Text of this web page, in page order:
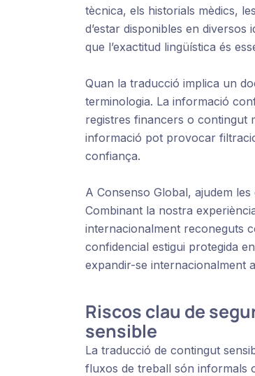
tècnica, els historials mèdics,
d’estar disponibles en
que l’exactitud lingüística és
Quan la traducció implica un
terminologia. La informació
registres financers o contingut
informació pot provocar
confiança.
A Consenso Global, ajudem
Combinant la nostra
internacionalment reconeguts
confidencial estigui protegida
expandir-se internacionalment
Riscos clau de
sensible
La traducció de contingut
fluxos de treball són informals